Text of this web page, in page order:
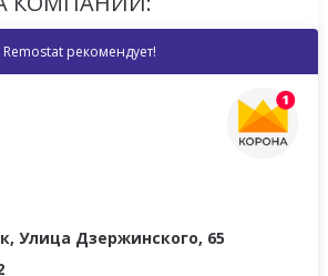
Remostat рекомендует!
Улица Дзержинского, 65